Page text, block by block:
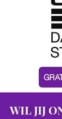
WIL JIJ